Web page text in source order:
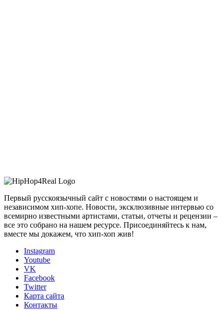
Первый русскоязычный сайт с новостями о настоящем и
независимом хип-хопе. Новости, эксклюзивные интервью со
всемирно известными артистами, статьи, отчеты и рецензии –
все это собрано на нашем ресурсе. Присоединяйтесь к нам,
вместе мы докажем, что хип-хоп жив!
Instagram
Youtube
VK
Facebook
Twitter
Карта сайта
Контакты